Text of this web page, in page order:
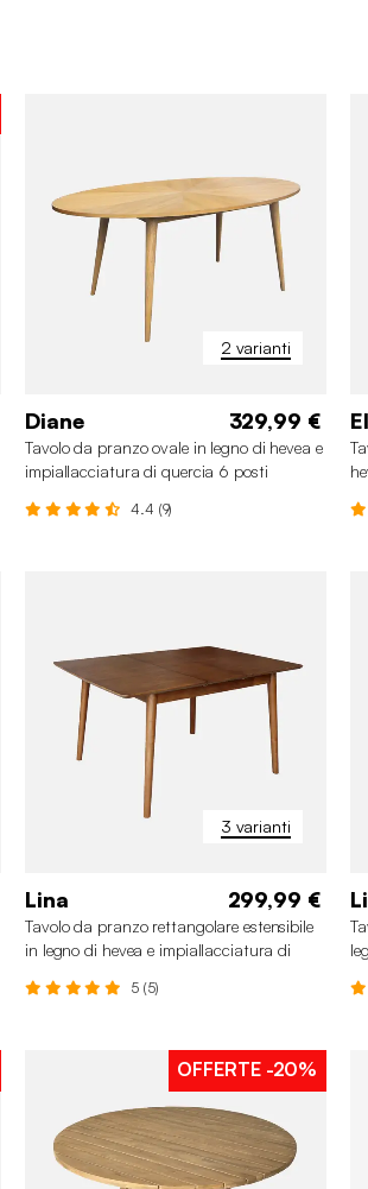
2 varianti
Diane 329,99 €
Tavolo da pranzo ovale in legno di hevea e
impiallacciatura di quercia 6 posti
4.4 (9)
3 varianti
Lina 299,99 €
Tavolo da pranzo rettangolare estensibile
in legno di hevea e impiallacciatura di
5 (5)
OFFERTE-20%